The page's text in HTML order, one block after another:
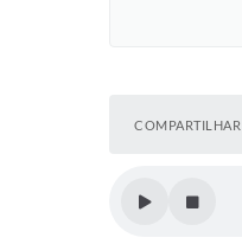
COMPARTILHAR